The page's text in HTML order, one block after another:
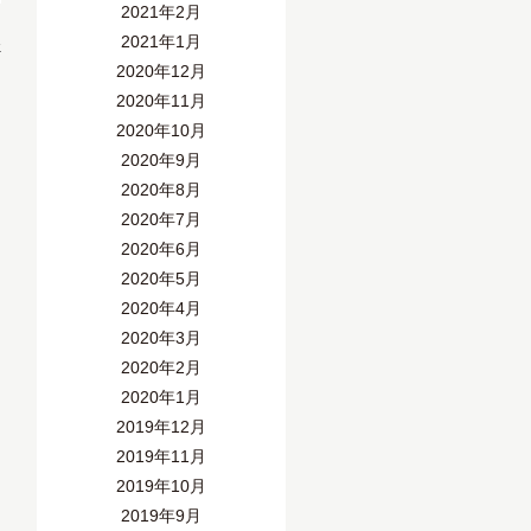
2021年2月
2021年1月
2020年12月
2020年11月
2020年10月
2020年9月
2020年8月
2020年7月
2020年6月
2020年5月
2020年4月
2020年3月
2020年2月
2020年1月
2019年12月
2019年11月
2019年10月
2019年9月